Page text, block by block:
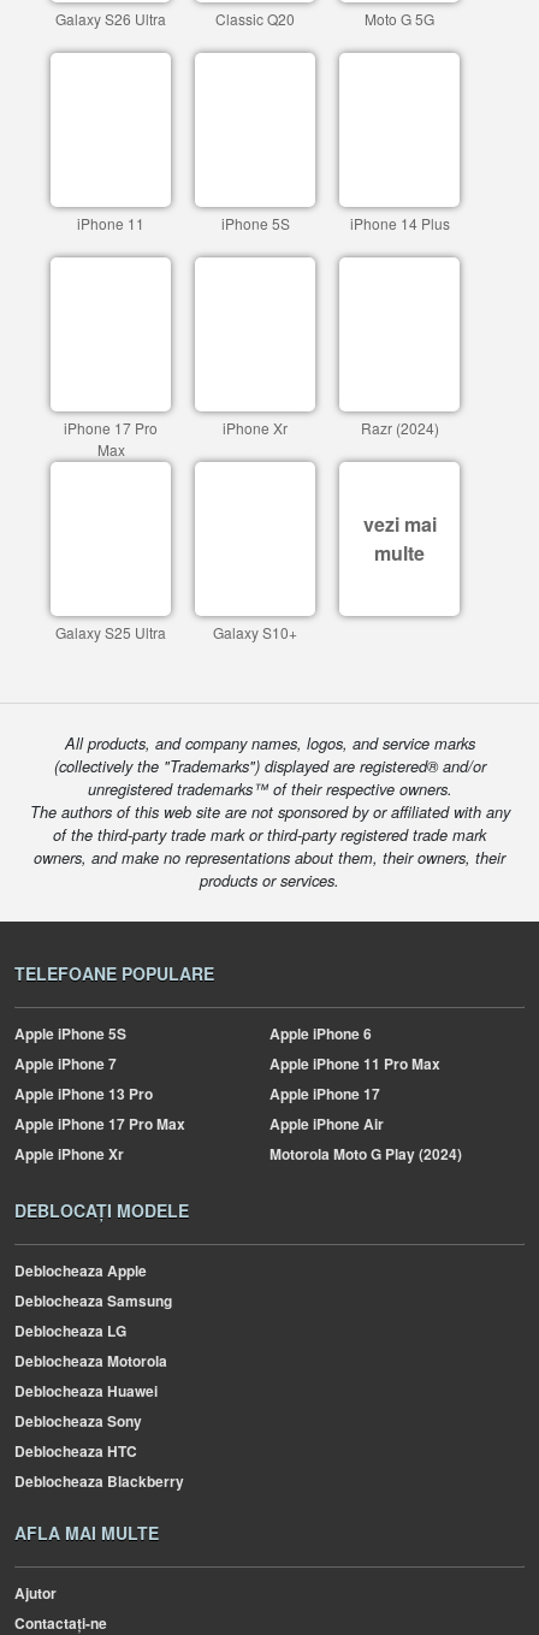
Galaxy S26 Ultra Classic Q20 Moto G 5G
iPhone 11 iPhone 5S iPhone 14 Plus
iPhone 17 Pro
Max
iPhone Xr Razr (2024)
Galaxy S25 Ultra Galaxy S10+
vezi mai
multe
All products, and company names, logos, and service marks
(collectively the "Trademarks") displayed are registered® and/or
unregistered trademarks™ of their respective owners.
The authors of this web site are not sponsored by or affiliated with any
of the third-party trade mark or third-party registered trade mark
owners, and make no representations about them, their owners, their
products or services.
TELEFOANE POPULARE
AppleiPhone 5S AppleiPhone 6
AppleiPhone 7 AppleiPhone 11 Pro Max
AppleiPhone 13 Pro AppleiPhone 17
AppleiPhone 17 Pro Max AppleiPhone Air
AppleiPhone Xr MotorolaMoto G Play (2024)
DEBLOCAȚI MODELE
Deblocheaza Apple
Deblocheaza Samsung
Deblocheaza LG
Deblocheaza Motorola
Deblocheaza Huawei
Deblocheaza Sony
Deblocheaza HTC
Deblocheaza Blackberry
AFLA MAI MULTE
Ajutor
Contactați-ne